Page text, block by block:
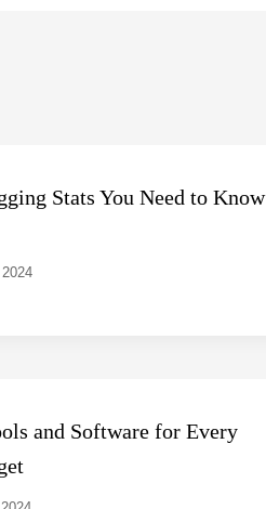
Stats You Need to Know
and Software for Every